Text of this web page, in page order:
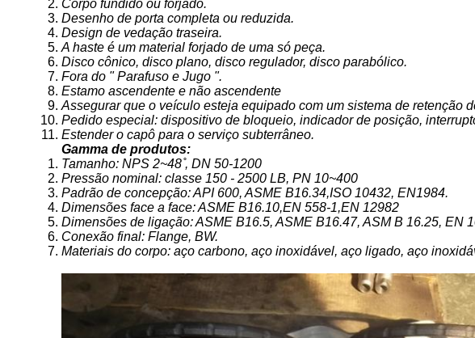
Corpo fundido ou forjado.
Desenho de porta completa ou reduzida.
Design de vedação traseira.
A haste é um material forjado de uma só peça.
Disco cônico, disco plano, disco regulador, disco parabólico.
Fora do " Parafuso e Jugo ".
Estamo ascendente e não ascendente
Assegurar que o veículo esteja equipado com um sistema de retenção
Pedido especial: dispositivo de bloqueio, indicador de posição,
Estender o capô para o serviço subterrâneo.
Gamma de produtos:
Tamanho: NPS 2~48 ̊, DN 50-1200
Pressão nominal: classe 150 - 2500 LB, PN 10~400
Padrão de concepção: API 600, ASME B16.34,ISO 10432, EN1984.
Dimensões face a face: ASME B16.10,EN 558-1,EN 12982
Dimensões de ligação: ASME B16.5, ASME B16.47, ASM B 16.25, EN
Conexão final: Flange, BW.
Materiais do corpo: aço carbono, aço inoxidável, aço ligado, aço